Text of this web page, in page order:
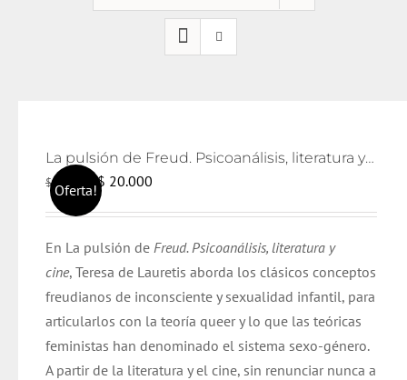
Oferta!
La pulsión de Freud. Psicoanálisis, literatura y cine
$21.000
El
precio
era:
$ 21.000.
$ 20.000
es:
$ 20.000.
En La pulsión de Freud. Psicoanálisis, literatura y
cine, Teresa de Lauretis aborda los clásicos conceptos
freudianos de inconsciente y sexualidad infantil, para
articularlos con la teoría queer y lo que las teóricas
feministas han denominado el sistema sexo-género.
A partir de la literatura y el cine, sin renunciar nunca a